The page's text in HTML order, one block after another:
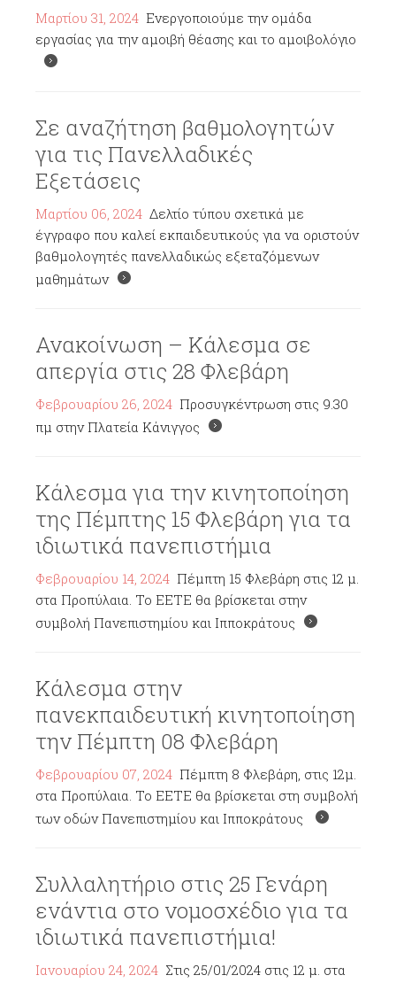
Μαρτίου 31, 2024 Ενεργοποιούμε την ομάδα
εργασίας για την αμοιβή θέασης και το αμοιβολόγιο
Σε αναζήτηση βαθμολογητών
για τις Πανελλαδικές
Εξετάσεις
Μαρτίου 06, 2024 Δελτίο τύπου σχετικά με
έγγραφο που καλεί εκπαιδευτικούς για να οριστούν
βαθμολογητές πανελλαδικώς εξεταζόμενων
μαθημάτων
Ανακοίνωση – Κάλεσμα σε
απεργία στις 28 Φλεβάρη
Φεβρουαρίου 26, 2024 Προσυγκέντρωση στις 9.30
πμ στην Πλατεία Κάνιγγος
Κάλεσμα για την κινητοποίηση
της Πέμπτης 15 Φλεβάρη για τα
ιδιωτικά πανεπιστήμια
Φεβρουαρίου 14, 2024 Πέμπτη 15 Φλεβάρη στις 12 μ.
στα Προπύλαια. Το ΕΕΤΕ θα βρίσκεται στην
συμβολή Πανεπιστημίου και Ιπποκράτους
Κάλεσμα στην
πανεκπαιδευτική κινητοποίηση
την Πέμπτη 08 Φλεβάρη
Φεβρουαρίου 07, 2024 Πέμπτη 8 Φλεβάρη, στις 12μ.
στα Προπύλαια. Το ΕΕΤΕ θα βρίσκεται στη συμβολή
των οδών Πανεπιστημίου και Ιπποκράτους
Συλλαλητήριο στις 25 Γενάρη
ενάντια στο νομοσχέδιο για τα
ιδιωτικά πανεπιστήμια!
Ιανουαρίου 24, 2024 Στις 25/01/2024 στις 12 μ. στα